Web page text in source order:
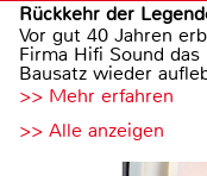
Rückkehr der
Vor gut 40 Jahren
Firma Hifi Sound
Bausatz wieder
>> Mehr erfahren
>> Alle anzeigen